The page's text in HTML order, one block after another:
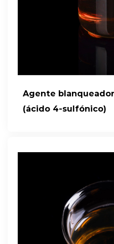
Agente
(ácido 4-sulfónico)